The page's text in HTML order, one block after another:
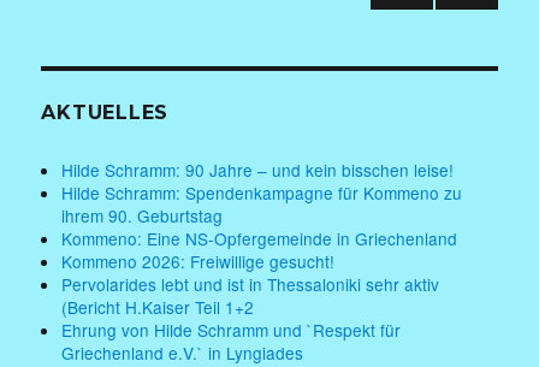
Beiträge
SEIT
AKTUELLES
Hilde Schramm: 90 Jahre – und kein bisschen leise!
Hilde Schramm: Spendenkampagne für Kommeno zu
ihrem 90. Geburtstag
Kommeno: Eine NS-Opfergemeinde in Griechenland
Kommeno 2026: Freiwillige gesucht!
Pervolarides lebt und ist in Thessaloniki sehr aktiv
(Bericht H.Kaiser Teil 1+2
Ehrung von Hilde Schramm und `Respekt für
Griechenland e.V.` in Lyngiades